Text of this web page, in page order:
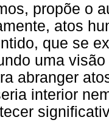
propõe o
atos
que se
uma
abranger
interior